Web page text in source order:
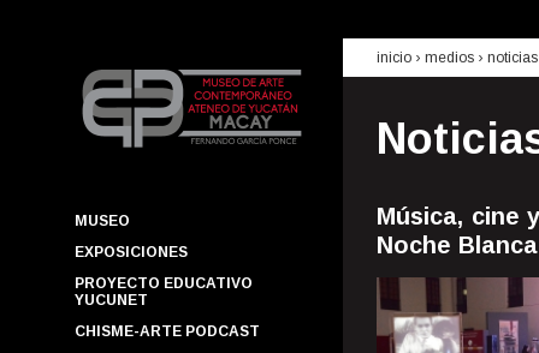
MUSEO
EXPOSICIONES
PROYECTO EDUCATIVO
YUCUNET
CHISME-ARTE PODCAST
inicio › medios › noticias
Música, cine
Noche Blanca